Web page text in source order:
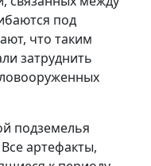
под
что таким
затруднить
подземелья
артефакты,